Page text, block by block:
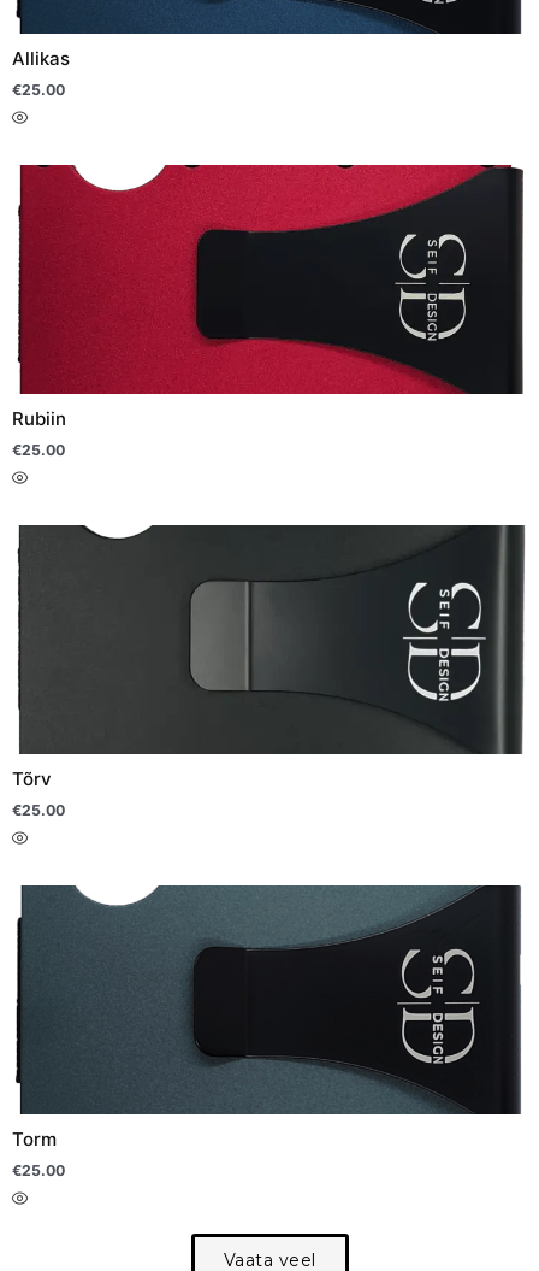
Allikas
€25.00
Rubiin
€25.00
Tõrv
€25.00
Torm
€25.00
Vaata veel